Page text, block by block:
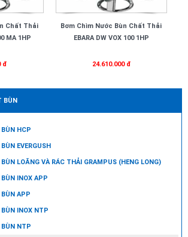
Chất Thải
MA 1HP
đ
Bơm Chìm Nước Bùn Chất Thải
EBARA DW VOX 100 1HP
24.610.000 đ
BÙN
HCP
EVERGUSH
LOÃNG VÀ RÁC THẢI GRAMPUS (HENG LONG)
INOX APP
APP
INOX NTP
NTP